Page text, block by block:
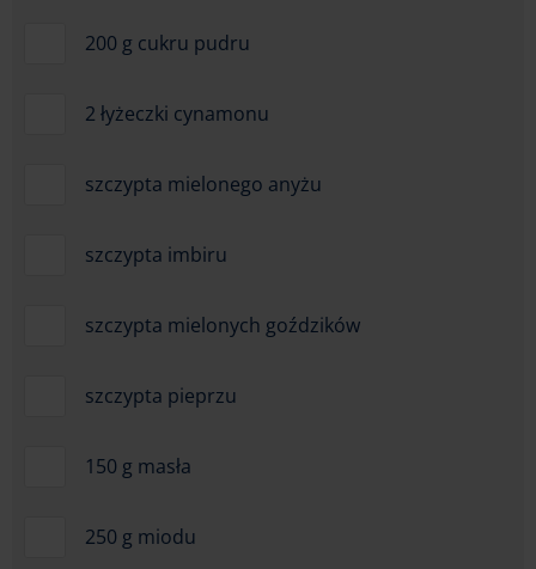
200 g cukru pudru
2 łyżeczki cynamonu
szczypta mielonego anyżu
szczypta imbiru
szczypta mielonych goździków
szczypta pieprzu
150 g masła
250 g miodu